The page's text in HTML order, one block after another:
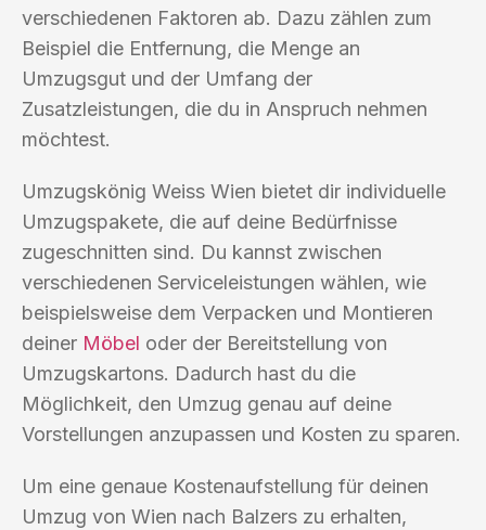
verschiedenen Faktoren ab. Dazu zählen zum
Beispiel die Entfernung, die Menge an
Umzugsgut und der Umfang der
Zusatzleistungen, die du in Anspruch nehmen
möchtest.
Umzugskönig Weiss Wien bietet dir individuelle
Umzugspakete, die auf deine Bedürfnisse
zugeschnitten sind. Du kannst zwischen
verschiedenen Serviceleistungen wählen, wie
beispielsweise dem Verpacken und Montieren
deiner Möbel oder der Bereitstellung von
Umzugskartons. Dadurch hast du die
Möglichkeit, den Umzug genau auf deine
Vorstellungen anzupassen und Kosten zu sparen.
Um eine genaue Kostenaufstellung für deinen
Umzug von Wien nach Balzers zu erhalten,